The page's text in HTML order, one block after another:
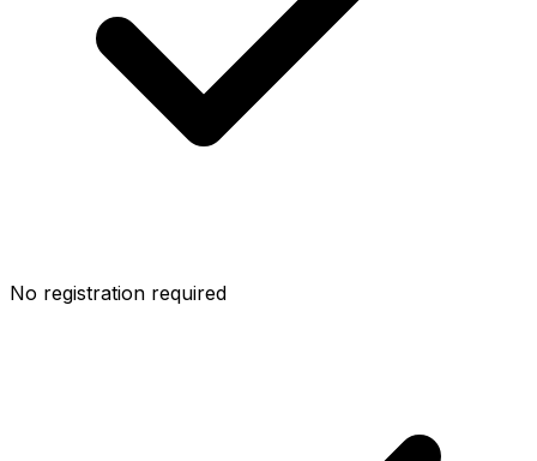
No registration required